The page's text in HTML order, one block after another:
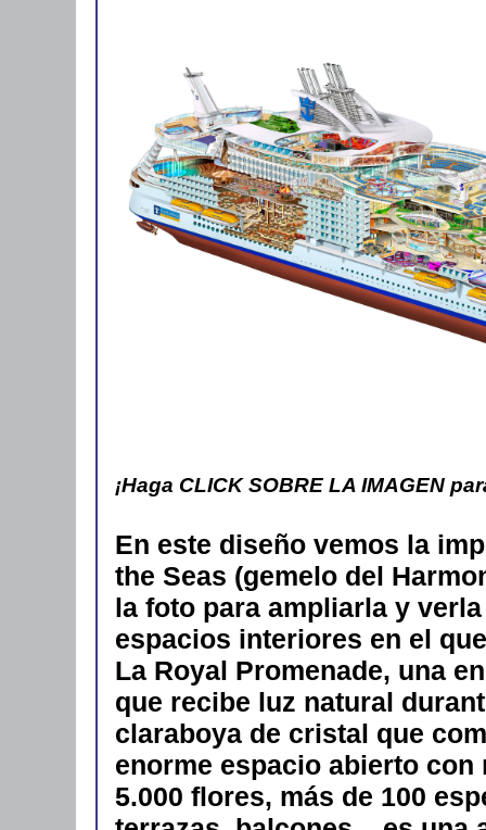
¡Haga CLICK SOBRE LA IMAGEN
En este diseño vemos la
the Seas (gemelo del
la foto para ampliarla y
espacios interiores en el
La Royal Promenade, una
que recibe luz natural
claraboya de cristal que
enorme espacio abierto con
5.000 flores, más de 100